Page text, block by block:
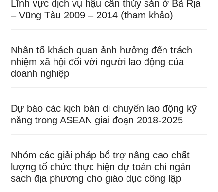
Lĩnh vực dịch vụ hậu cần thủy sản ở Bà Rịa
– Vũng Tàu 2009 – 2014 (tham khảo)
Nhân tố khách quan ảnh hưởng đến trách
nhiệm xã hội đối với người lao động của
doanh nghiệp
Dự báo các kịch bản di chuyển lao động kỹ
năng trong ASEAN giai đoạn 2018-2025
Nhóm các giải pháp bổ trợ nâng cao chất
lượng tổ chức thực hiện dự toán chi ngân
sách địa phương cho giáo dục công lập